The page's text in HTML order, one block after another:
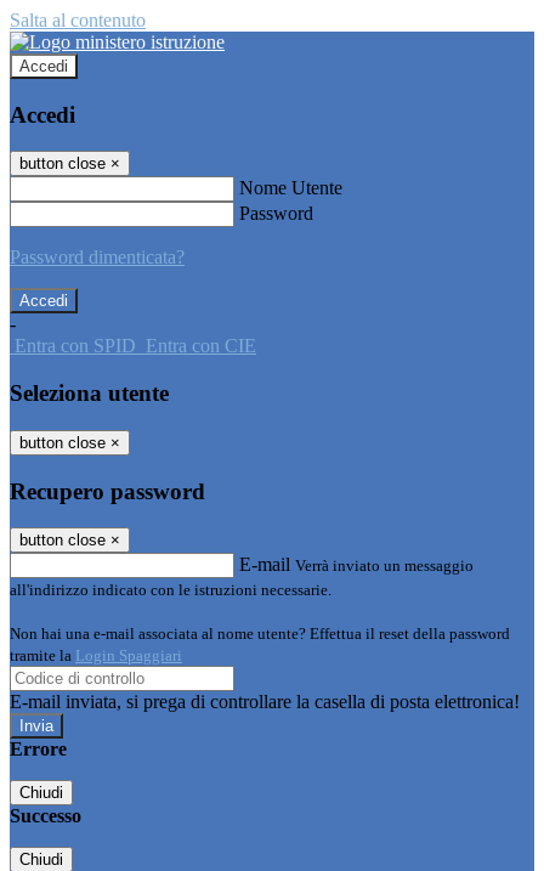
Salta al contenuto
Accedi
Accedi
button close ×
Nome Utente
Password
Password dimenticata?
-
Entra con SPID Entra con CIE
Seleziona utente
button close ×
Recupero password
button close ×
E-mail Verrà inviato un messaggio
all'indirizzo indicato con le istruzioni necessarie.
Non hai una e-mail associata al nome utente? Effettua il reset della password
tramite la Login Spaggiari
E-mail inviata, si prega di controllare la casella di posta elettronica!
Errore
Chiudi
Successo
Chiudi